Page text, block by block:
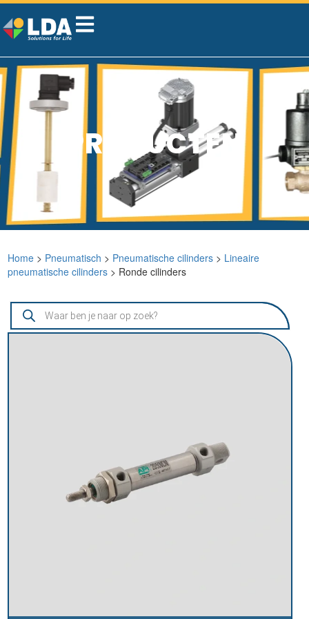
PRODUCTEN
Home> Pneumatisch > Pneumatische cilinders> Lineaire
pneumatische cilinders> Ronde cilinders